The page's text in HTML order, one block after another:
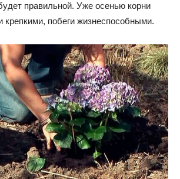
правильной. Уже осенью корни
крепкими, побеги жизнеспособными.